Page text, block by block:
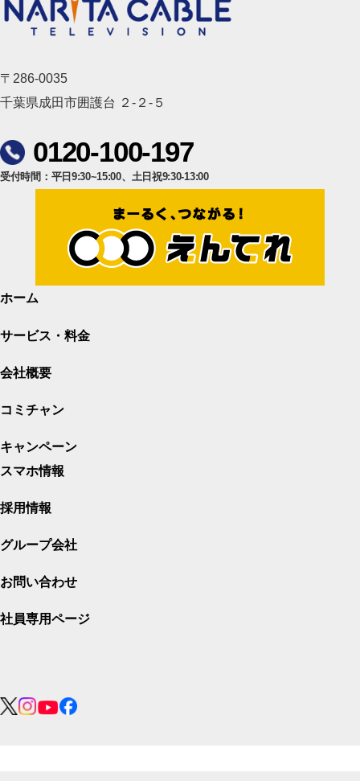
〒286-0035
千葉県成田市囲護台 ２-２-５
0120-100-197
受付時間：平日9:30~15:00、土日祝9:30-13:00
ホーム
サービス・料金
会社概要
コミチャン
キャンペーン
スマホ情報
採用情報
グループ会社
お問い合わせ
社員専用ページ